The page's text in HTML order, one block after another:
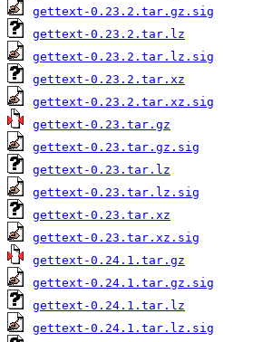
gettext-0.23.2.tar.gz.sig
gettext-0.23.2.tar.lz
gettext-0.23.2.tar.lz.sig
gettext-0.23.2.tar.xz
gettext-0.23.2.tar.xz.sig
gettext-0.23.tar.gz
gettext-0.23.tar.gz.sig
gettext-0.23.tar.lz
gettext-0.23.tar.lz.sig
gettext-0.23.tar.xz
gettext-0.23.tar.xz.sig
gettext-0.24.1.tar.gz
gettext-0.24.1.tar.gz.sig
gettext-0.24.1.tar.lz
gettext-0.24.1.tar.lz.sig